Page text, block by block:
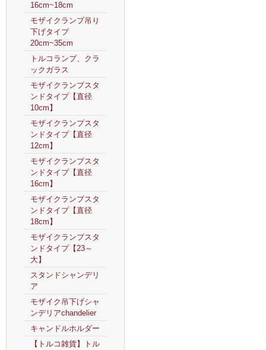
16cm~18cm
モザイクランプ吊り
下げタイプ
20cm~35cm
トルコランプ、クラ
ックガラス
モザイクランプスタ
ンドタイプ【直径
10cm】
モザイクランプスタ
ンドタイプ【直径
12cm】
モザイクランプスタ
ンドタイプ【直径
16cm】
モザイクランプスタ
ンドタイプ【直径
18cm】
モザイクランプスタ
ンドタイプ【23～
大】
スタンドシャンデリ
ア
モザイク吊下げシャ
ンデリアchandelier
キャンドルホルダー
【トルコ雑貨】トル